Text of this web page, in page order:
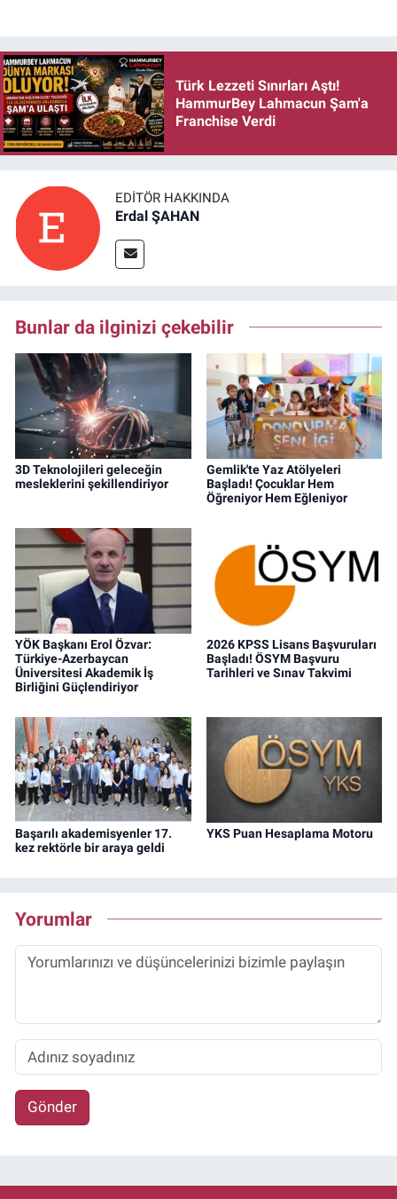
Türk Lezzeti Sınırları Aştı!
HammurBey Lahmacun Şam'a
Franchise Verdi
EDITÖR HAKKINDA
Erdal ŞAHAN
Bunlar da ilginizi çekebilir
3D Teknolojileri geleceğin
mesleklerini şekillendiriyor
Gemlik'te Yaz Atölyeleri
Başladı! Çocuklar Hem
Öğreniyor Hem Eğleniyor
YÖK Başkanı Erol Özvar:
Türkiye-Azerbaycan
Üniversitesi Akademik İş
Birliğini Güçlendiriyor
2026 KPSS Lisans Başvuruları
Başladı! ÖSYM Başvuru
Tarihleri ve Sınav Takvimi
Başarılı akademisyenler 17.
kez rektörle bir araya geldi
YKS Puan Hesaplama Motoru
Yorumlar
Gönder